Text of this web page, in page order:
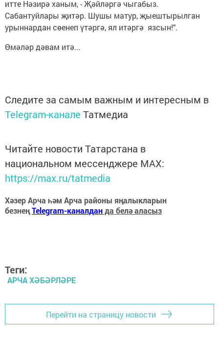
итте Нәзирә ханым, - Җәйләргә чыгабыз.
Сабантуйлары җитәр. Шушы матур, җыештырылган
урыннардан сөенеп үтәргә, ял итәргә язсын!".
Өмәләр дәвам итә...
Следите за самым важным и интересным в
Telegram-канале Татмедиа
Читайте новости Татарстана в
национальном мессенджере MАХ:
https://max.ru/tatmedia
Хәзер Арча һәм Арча районы яңалыкларын
безнеңTelegram-каналданда белә аласыз
Теги:
АРЧА ХӘБӘРЛӘРЕ
Перейти на страницу новости